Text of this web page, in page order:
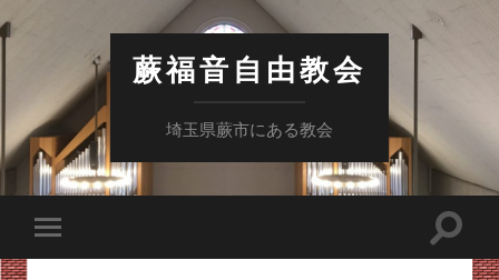
蕨福音自由教会
埼玉県蕨市にある教会
モ
バ
検